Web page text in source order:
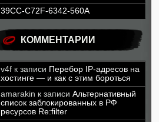
39CC-C72F-6342-560A
КОММЕНТАРИИ
v4f к записи Перебор IP-адресов на
хостинге — и как с этим бороться
amarakin к записи Альтернативный
список заблокированных в РФ
ресурсов Re:filter